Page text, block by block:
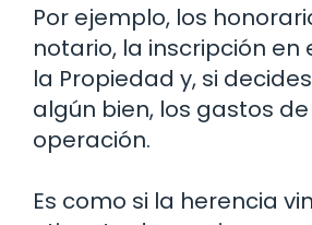
Por ejemplo, los
notario, la inscripción en
la Propiedad y, si
algún bien, los gastos
operación.
Es como si la herencia